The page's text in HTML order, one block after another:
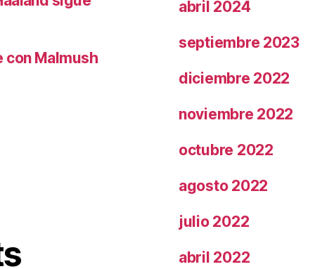
con Malmush
abril 2024
septiembre 2023
diciembre 2022
noviembre 2022
octubre 2022
agosto 2022
julio 2022
abril 2022